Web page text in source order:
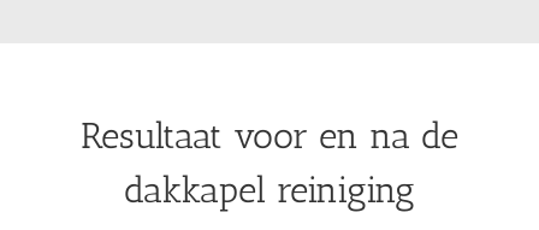
Resultaat voor en na de
dakkapel reiniging